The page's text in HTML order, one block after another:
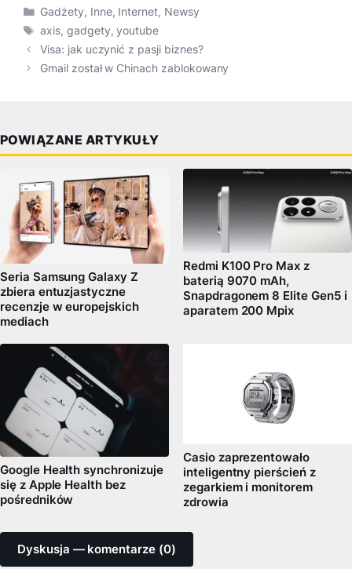
Kategorie
Gadżety, Inne, Internet, Newsy
Tagi
axis, gadgety,youtube
Visa: jak uczynić z pasji biznes?
Gmail został w Chinach zablokowany
POWIĄZANE ARTYKUŁY
Seria Samsung Galaxy Z
zbiera entuzjastyczne
recenzje w europejskich
mediach
Redmi K100 Pro Max z
baterią 9070 mAh,
Snapdragonem 8 Elite Gen5 i
aparatem 200 Mpix
Google Health synchronizuje
się z Apple Health bez
pośredników
Casio zaprezentowało
inteligentny pierścień z
zegarkiem i monitorem
zdrowia
Dyskusja — komentarze (0)